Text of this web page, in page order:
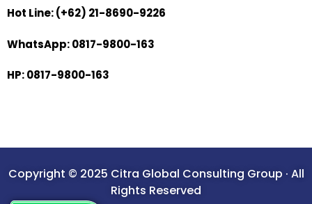
Hot Line: (+62) 21-8690-9226
WhatsApp: 0817-9800-163
HP: 0817-9800-163
Copyright © 2025 Citra Global Consulting Group · All
Rights Reserved